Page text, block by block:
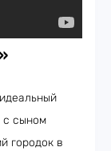
с сыном
городок в